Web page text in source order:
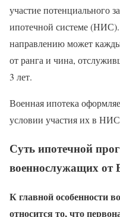
участие потенциального
ипотечной системе (НИС).
направлению может
от ранга и чина,
3 лет.
Военная ипотека
условии участия их в НИС
Суть ипотечной
военнослужащих от
К главной особенности
относится то, что